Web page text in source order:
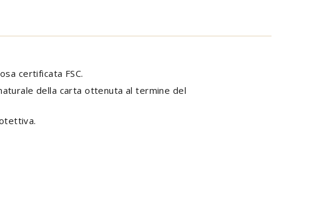
certificata FSC.
della carta ottenuta al termine del